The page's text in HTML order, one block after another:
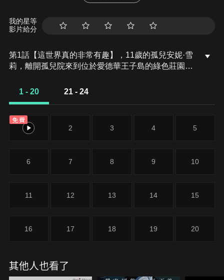
我的星等
影片給分
第1話【這世界真的非常有趣】，11歲的孤兒安妮·雪
莉，離開孤兒院來到位於愛德華王子島的綠色莊園。
收養安妮的卡斯伯特兄妹——馬修和瑪麗拉，本來是
也在發現安妮純粹的內心及悲傷的過去後感到糾結。
內心懷抱巨大不安的同時，安妮也夢想著光明的未
1 - 20 21 - 24
免費
1 2 3 4 5
6 7 8 9 10
11 12 13 14 15
16 17 18 19 20
其他人也看了